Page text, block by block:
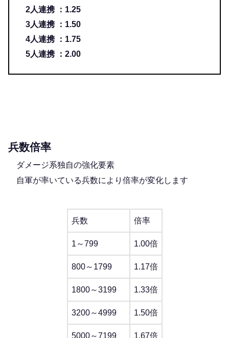
2人連携 ：1.25
3人連携 ：1.50
4人連携 ：1.75
5人連携 ：2.00
兵数倍率
ダメージ系独自の強化要素
自軍が率いている兵数により倍率が変化します
兵数 倍率
1～799 1.00倍
800～1799 1.17倍
1800～3199 1.33倍
3200～4999 1.50倍
5000～7199 1.67倍